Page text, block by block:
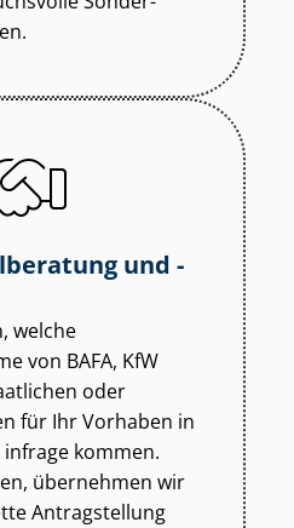
und -
welche
von BAFA, KfW
oder
für Ihr Vorhaben in
kommen.
übernehmen wir
Antragstellung